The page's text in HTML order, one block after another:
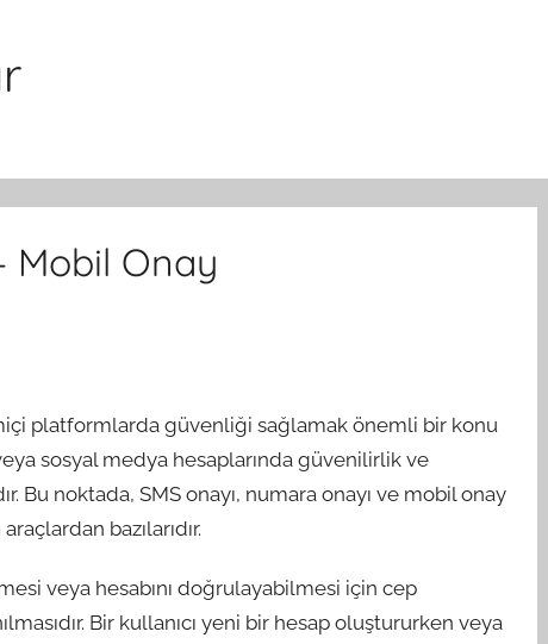
Mobil Onay
platformlarda güvenliği sağlamak önemli bir konu
sosyal medya hesaplarında güvenilirlik ve
Bu noktada, SMS onayı, numara onayı ve mobil onay
bazılarıdır.
veya hesabını doğrulayabilmesi için cep
Bir kullanıcı yeni bir hesap oluştururken veya